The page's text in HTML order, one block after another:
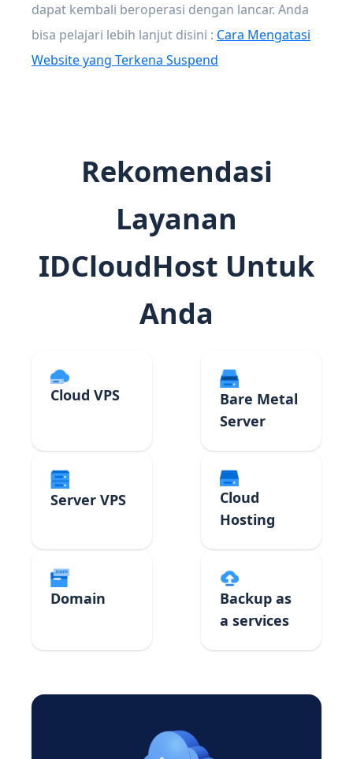
dapat kembali beroperasi dengan lancar. Anda
bisa pelajari lebih lanjut disini : Cara Mengatasi
Website yang Terkena Suspend
Rekomendasi
Layanan
IDCloudHost Untuk
Anda
Cloud VPS
Bare Metal
Server
Server VPS
Cloud
Hosting
Domain
Backup as
a services